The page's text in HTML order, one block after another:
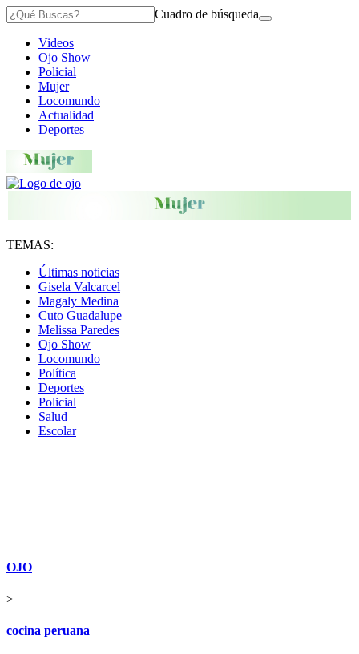
Cuadro de búsqueda
Videos
Ojo Show
Policial
Mujer
Locomundo
Actualidad
Deportes
TEMAS:
Últimas noticias
Gisela Valcarcel
Magaly Medina
Cuto Guadalupe
Melissa Paredes
Ojo Show
Locomundo
Política
Deportes
Policial
Salud
Escolar
OJO
>
cocina peruana